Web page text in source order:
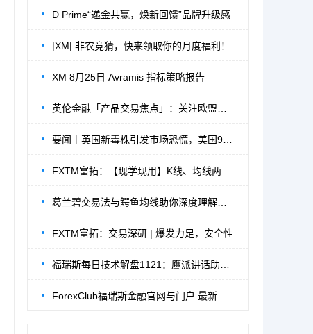
D Prime“递金共赢，焕新回馈”品牌升级感
|XM| 非农竞猜，快来领取你的月度福利！
XM 8月25日 Avramis 指标策略报告
FXTM富拓：交易深研 | 爆发力足，安全性